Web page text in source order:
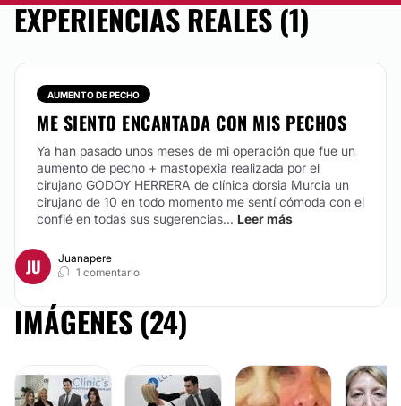
EXPERIENCIAS REALES (1)
AUMENTO DE PECHO
ME SIENTO ENCANTADA CON MIS PECHOS
Ya han pasado unos meses de mi operación que fue un
aumento de pecho + mastopexia realizada por el
cirujano GODOY HERRERA de clínica dorsia Murcia un
cirujano de 10 en todo momento me sentí cómoda con el
confié en todas sus sugerencias... Leer más
JU
Juanapere
1 comentario
IMÁGENES (24)